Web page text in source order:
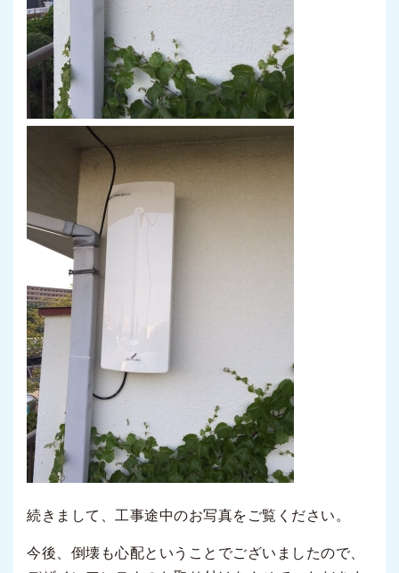
続きまして、工事途中のお写真をご覧ください。
今後、倒壊も心配ということでございましたので、